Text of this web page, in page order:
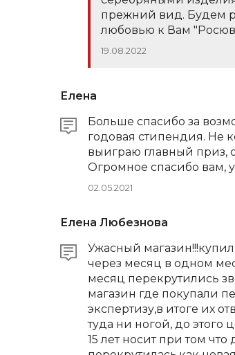
прежний вид. Будем
любовью к Вам
19.08.2022
Елена
Больше спасибо за
годовая стипендия. Не
выиграю главный приз,
Огромное спасибо вам,
02.05.2021
Елена Любезнова
Ужасный
через месяц в одном
месяц перекрутились
магазин где покупали
экспертизу,в итоге их
туда ни ногой, до этого
15 лет носит при том